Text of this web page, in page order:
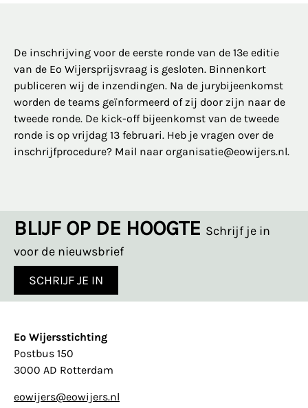
De inschrijving voor de eerste ronde van de 13e editie
van de Eo Wijersprijsvraag is gesloten. Binnenkort
publiceren wij de inzendingen. Na de jurybijeenkomst
worden de teams geïnformeerd of zij door zijn naar de
tweede ronde. De kick-off bijeenkomst van de tweede
ronde is op vrijdag 13 februari. Heb je vragen over de
inschrijfprocedure? Mail naar organisatie@eowijers.nl.
BLIJF OP DE HOOGTE Schrijf je in
voor de nieuwsbrief
SCHRIJF JE IN
Eo Wijersstichting
Postbus 150
3000 AD Rotterdam
eowijers@eowijers.nl